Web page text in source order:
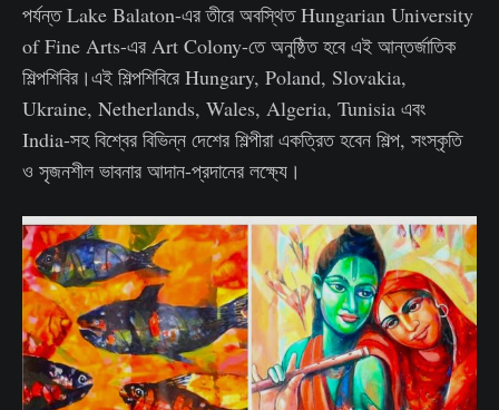
পর্যন্ত Lake Balaton-এর তীরে অবস্থিত Hungarian University
of Fine Arts-এর Art Colony-তে অনুষ্ঠিত হবে এই আন্তর্জাতিক
শিল্পশিবির।এই শিল্পশিবিরে Hungary, Poland, Slovakia,
Ukraine, Netherlands, Wales, Algeria, Tunisia এবং
India-সহ বিশ্বের বিভিন্ন দেশের শিল্পীরা একত্রিত হবেন শিল্প, সংস্কৃতি
ও সৃজনশীল ভাবনার আদান-প্রদানের লক্ষ্যে।